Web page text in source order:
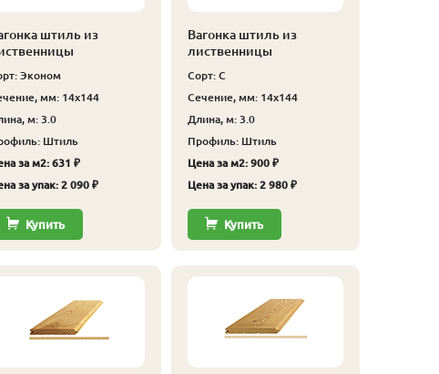
штиль из
Эконом
мм: 14x144
м: 3.0
Штиль
за м2: 631 ₽
за упак: 2 090 ₽
Купить
Вагонка штиль из
лиственницы
Сорт: С
Сечение, мм: 14x144
Длина, м: 3.0
Профиль: Штиль
Цена за м2: 900 ₽
Цена за упак: 2 980 ₽
Купить